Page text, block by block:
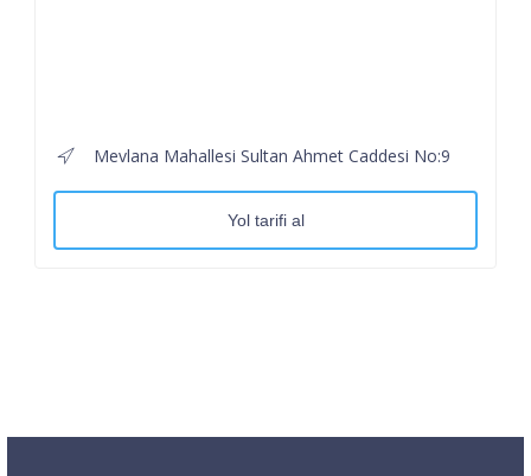
Mevlana Mahallesi Sultan Ahmet Caddesi No:9
Yol tarifi al